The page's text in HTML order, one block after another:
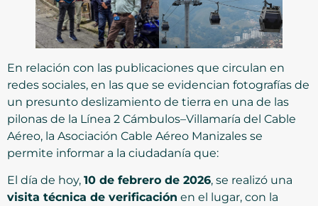
En relación con las publicaciones que circulan en
redes sociales, en las que se evidencian fotografías de
un presunto deslizamiento de tierra en una de las
pilonas de la Línea 2 Cámbulos–Villamaría del Cable
Aéreo, la Asociación Cable Aéreo Manizales se
permite informar a la ciudadanía que:
El día de hoy, 10 de febrero de 2026, se realizó una
visita técnica de verificación en el lugar, con la